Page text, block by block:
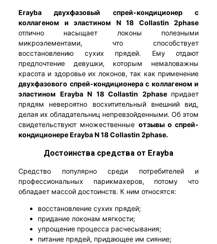
Erayba двухфазовый спрей-кондиционер с
коллагеном и эластином N 18 Collastin 2phase
отлично насыщает локоны полезными
микроэлементами, что способствует
восстановлению сухих прядей. Ему отдают
предпочтение девушки, которым немаловажны
красота и здоровье их локонов, так как применение
двухфазового спрей-кондиционера с коллагеном и
эластином Erayba N 18 Collastin 2phase придает
прядям невероятно восхитительный внешний вид,
делая их обладательниц непревзойденными. Об этом
свидетельствуют множественные отзывы о спрей-
кондиционере Erayba N 18 Collastin 2phase.
Достоинства средства от Erayba
Средство популярно среди потребителей и
профессиональных парикмахеров, потому что
обладает массой достоинств. К ним относятся:
восстановление сухих прядей;
придание локонам мягкости;
упрощение процесса расчесывания;
питание прядей, придающее им сияние;